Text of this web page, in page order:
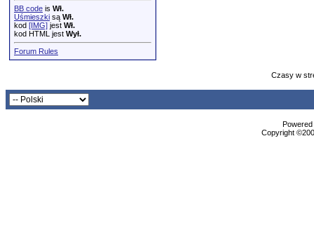
BB code is Wł.
Uśmieszki są Wł.
kod [IMG] jest Wł.
kod HTML jest Wył.
Forum Rules
Czasy w
Copyright